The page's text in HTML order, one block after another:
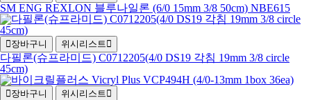
SM ENG REXLON 블루나일론 (6/0 15mm 3/8 50cm) NBE615
장바구니 위시리스트
다필론(슈프라미드) C0712205(4/0 DS19 각침 19mm 3/8 circle
45cm)
장바구니 위시리스트